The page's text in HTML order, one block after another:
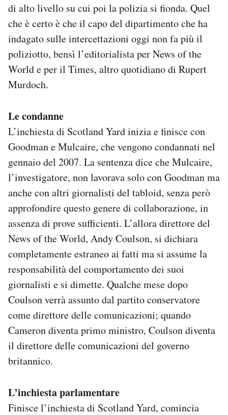
di alto livello su cui poi la polizia si fionda. Quel
che è certo è che il capo del dipartimento che ha
indagato sulle intercettazioni oggi non fa più il
poliziotto, bensì l’editorialista per News of the
World e per il Times, altro quotidiano di Rupert
Murdoch.
Le condanne
L’inchiesta di Scotland Yard inizia e finisce con
Goodman e Mulcaire, che vengono condannati nel
gennaio del 2007. La sentenza dice che Mulcaire,
l’investigatore, non lavorava solo con Goodman ma
anche con altri giornalisti del tabloid, senza però
approfondire questo genere di collaborazione, in
assenza di prove sufficienti. L’allora direttore del
News of the World, Andy Coulson, si dichiara
completamente estraneo ai fatti ma si assume la
responsabilità del comportamento dei suoi
giornalisti e si dimette. Qualche mese dopo
Coulson verrà assunto dal partito conservatore
come direttore delle comunicazioni; quando
Cameron diventa primo ministro, Coulson diventa
il direttore delle comunicazioni del governo
britannico.
L’inchiesta parlamentare
Finisce l’inchiesta di Scotland Yard, comincia